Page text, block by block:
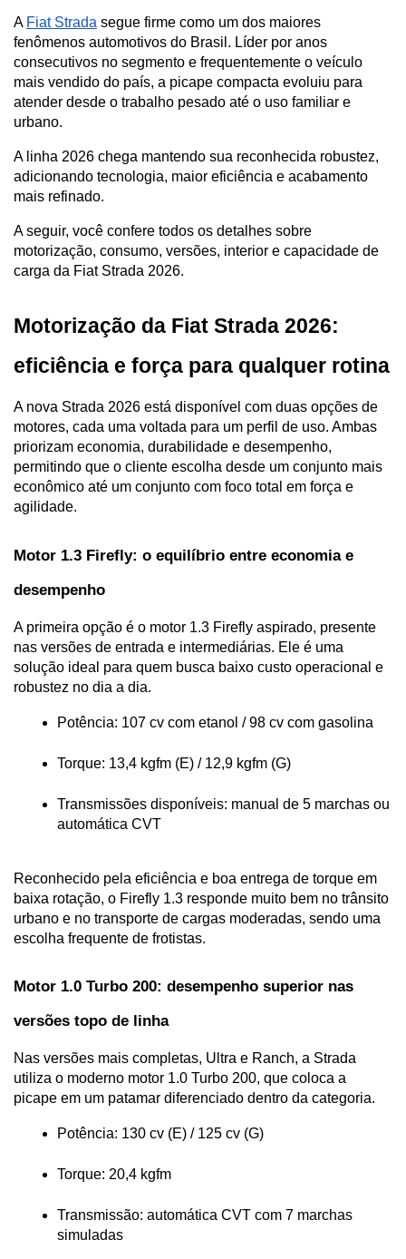
A Fiat Strada segue firme como um dos maiores
fenômenos automotivos do Brasil. Líder por anos
consecutivos no segmento e frequentemente o veículo
mais vendido do país, a picape compacta evoluiu para
atender desde o trabalho pesado até o uso familiar e
urbano.
A linha 2026 chega mantendo sua reconhecida robustez,
adicionando tecnologia, maior eficiência e acabamento
mais refinado.
A seguir, você confere todos os detalhes sobre
motorização, consumo, versões, interior e capacidade de
carga da Fiat Strada 2026.
Motorização da Fiat Strada 2026:
eficiência e força para qualquer rotina
A nova Strada 2026 está disponível com duas opções de
motores, cada uma voltada para um perfil de uso. Ambas
priorizam economia, durabilidade e desempenho,
permitindo que o cliente escolha desde um conjunto mais
econômico até um conjunto com foco total em força e
agilidade.
Motor 1.3 Firefly: o equilíbrio entre economia e
desempenho
A primeira opção é o motor 1.3 Firefly aspirado, presente
nas versões de entrada e intermediárias. Ele é uma
solução ideal para quem busca baixo custo operacional e
robustez no dia a dia.
Potência: 107 cv com etanol / 98 cv com gasolina
Torque: 13,4 kgfm (E) / 12,9 kgfm (G)
Transmissões disponíveis: manual de 5 marchas ou
automática CVT
Reconhecido pela eficiência e boa entrega de torque em
baixa rotação, o Firefly 1.3 responde muito bem no trânsito
urbano e no transporte de cargas moderadas, sendo uma
escolha frequente de frotistas.
Motor 1.0 Turbo 200: desempenho superior nas
versões topo de linha
Nas versões mais completas, Ultra e Ranch, a Strada
utiliza o moderno motor 1.0 Turbo 200, que coloca a
picape em um patamar diferenciado dentro da categoria.
Potência: 130 cv (E) / 125 cv (G)
Torque: 20,4 kgfm
Transmissão: automática CVT com 7 marchas
simuladas